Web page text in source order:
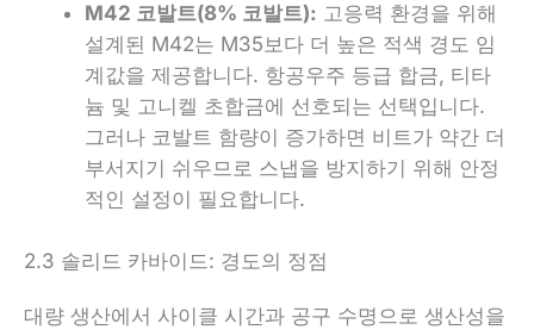
M42 코발트(8% 코발트): 고응력 환경을 위해
설계된 M42는 M35보다 더 높은 적색 경도 임
계값을 제공합니다. 항공우주 등급 합금, 티타
늄 및 고니켈 초합금에 선호되는 선택입니다.
그러나 코발트 함량이 증가하면 비트가 약간 더
부서지기 쉬우므로 스냅을 방지하기 위해 안정
적인 설정이 필요합니다.
2.3 솔리드 카바이드: 경도의 정점
대량 생산에서 사이클 시간과 공구 수명으로 생산성을